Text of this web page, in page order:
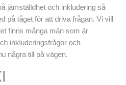
jämställdhet och inkludering så
på tåget för att driva frågan. Vi vill
finns många män som är
inkluderingsfrågor och
några till på vägen.